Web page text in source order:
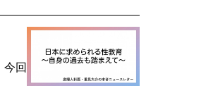
今回